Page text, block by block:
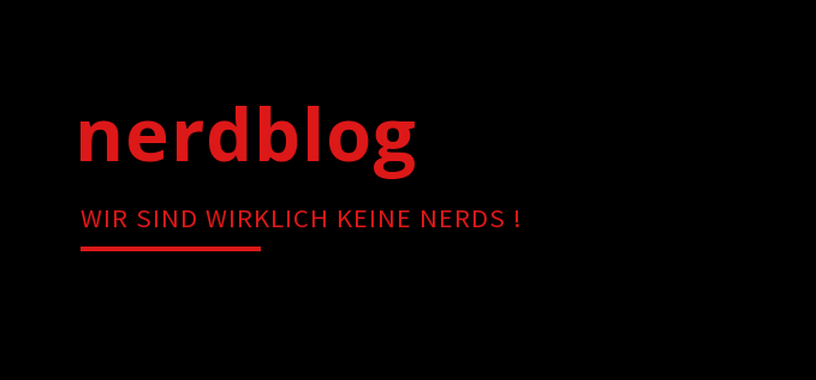
nerdblog
WIR SIND WIRKLICH KEINE NERDS !